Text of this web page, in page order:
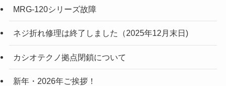
MRG-120シリーズ故障
ネジ折れ修理は終了しました（2025年12月末日)
カシオテクノ拠点閉鎖について
新年・2026年ご挨拶！